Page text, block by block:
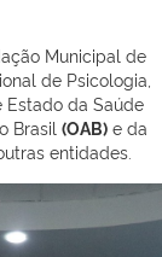
Municipal de
de Psicologia,
Estado da Saúde
Brasil (OAB) e da
entidades.